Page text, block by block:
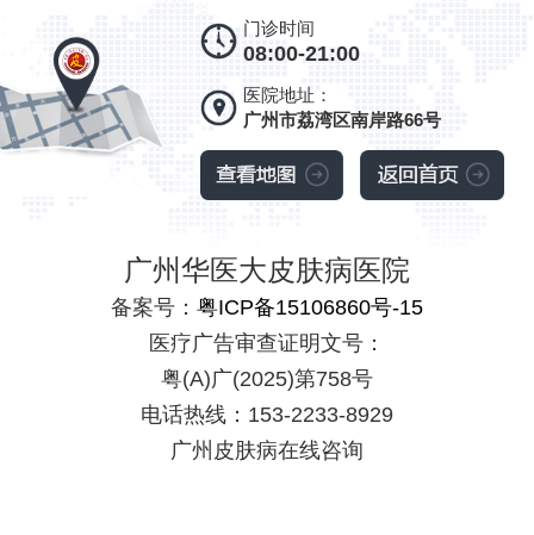
门诊时间
08:00-21:00
医院地址：
广州市荔湾区南岸路66号
广州华医大皮肤病医院
备案号： 粤ICP备15106860号-15
医疗广告审查证明文号：
粤(A)广(2025)第758号
电话热线：153-2233-8929
广州皮肤病在线咨询